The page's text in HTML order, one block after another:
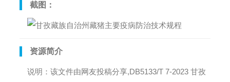
截图：
资源简介
说明：该文件由网友投稿分享,DB5133/T 7-2023 甘孜